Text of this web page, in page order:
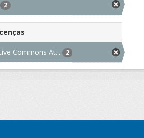
2
Commons At... 2